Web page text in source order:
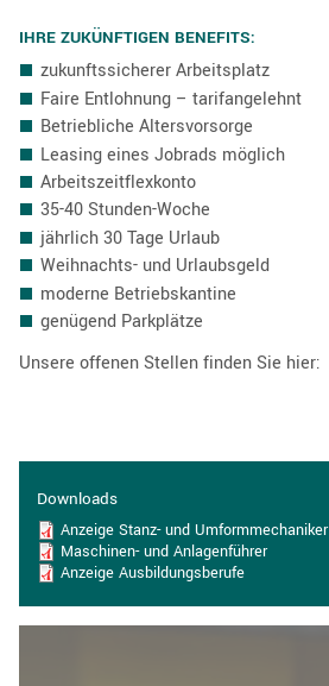
IHRE ZUKÜNFTIGEN BENEFITS:
zukunftssicherer Arbeitsplatz
Faire Entlohnung – tarifangelehnt
Betriebliche Altersvorsorge
Leasing eines Jobrads möglich
Arbeitszeitflexkonto
35-40 Stunden-Woche
jährlich 30 Tage Urlaub
Weihnachts- und Urlaubsgeld
moderne Betriebskantine
genügend Parkplätze
Unsere offenen Stellen finden Sie hier:
Downloads
Anzeige Stanz- und Umformmechaniker
Maschinen- und Anlagenführer
Anzeige Ausbildungsberufe